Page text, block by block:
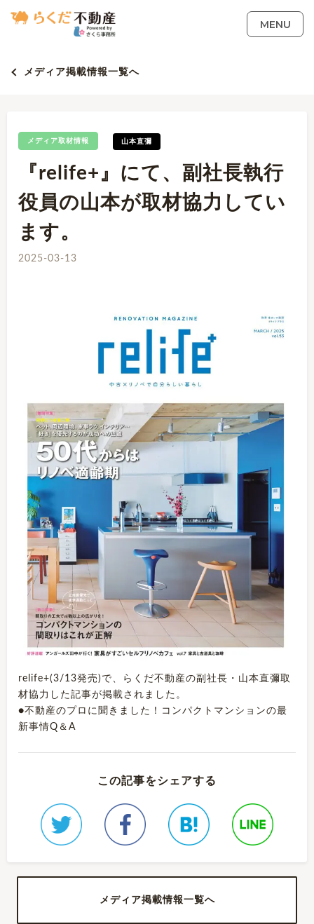
MENU
メディア掲載情報一覧へ
メディア取材情報 山本直彌
『relife+』にて、副社長執行
役員の山本が取材協力してい
ます。
2025-03-13
relife+(3/13発売)で、らくだ不動産の副社長・山本直彌取
材協力した記事が掲載されました。
●不動産のプロに聞きました！コンパクトマンションの最
新事情Q＆A
この記事をシェアする
メディア掲載情報一覧へ